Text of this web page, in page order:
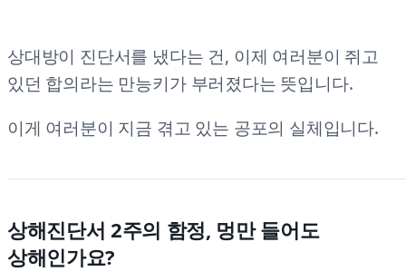
상대방이 진단서를 냈다는 건, 이제 여러분이 쥐고
있던 합의라는 만능키가 부러졌다는 뜻입니다.
이게 여러분이 지금 겪고 있는 공포의 실체입니다.
상해진단서 2주의 함정, 멍만 들어도
상해인가요?